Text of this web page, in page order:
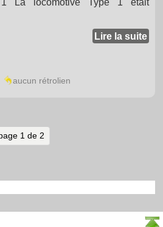
Lire la suite
aucun rétrolien
1 de 2